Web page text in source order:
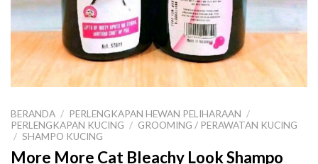
BERANDA / PERLENGKAPAN HEWAN PELIHARAAN /
PERLENGKAPAN KUCING / GROOMING / PERAWATAN KUCING
/ SHAMPO KUCING
More More Cat Bleachy Look Shampo